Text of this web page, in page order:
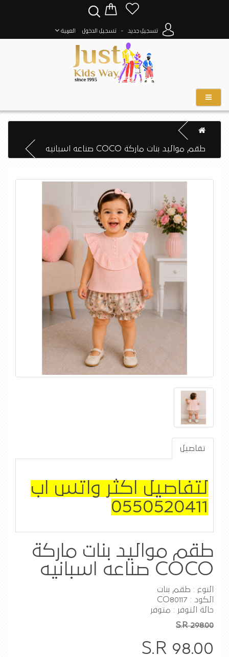
تسجيل جديد - تسجيل الدخول العربية
طقم مواليد بنات ماركة COCO صناعه اسبانيه
تفاصيل
لتفاصيل اكثر واتس اب
0550520411
طقم مواليد بنات ماركة
COCO صناعه اسبانيه
النوع : طقم بنات
الكود : CO80117
حالة التوفر : متوفر
S.R 298.00
S.R 98.00